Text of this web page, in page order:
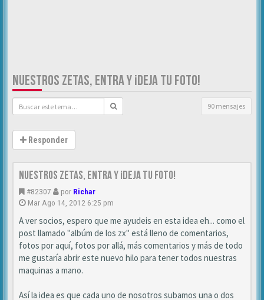
NUESTROS ZETAS, ENTRA Y ¡DEJA TU FOTO!
90 mensajes
Responder
NUESTROS ZETAS, ENTRA Y ¡DEJA TU FOTO!
#82307 por Richar
Mar Ago 14, 2012 6:25 pm
A ver socios, espero que me ayudeis en esta idea eh... como el
post llamado "albúm de los zx" está lleno de comentarios,
fotos por aquí, fotos por allá, más comentarios y más de todo
me gustaría abrir este nuevo hilo para tener todos nuestras
maquinas a mano.
Así la idea es que cada uno de nosotros subamos una o dos